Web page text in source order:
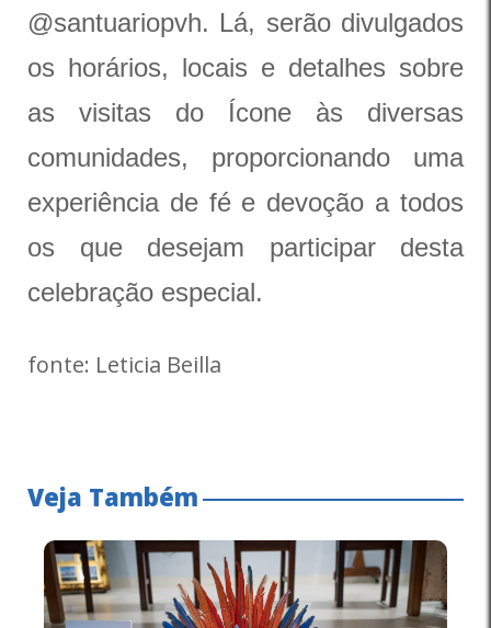
@santuariopvh. Lá, serão divulgados
os horários, locais e detalhes sobre
as visitas do Ícone às diversas
comunidades, proporcionando uma
experiência de fé e devoção a todos
os que desejam participar desta
celebração especial.
fonte: Leticia Beilla
Veja Também